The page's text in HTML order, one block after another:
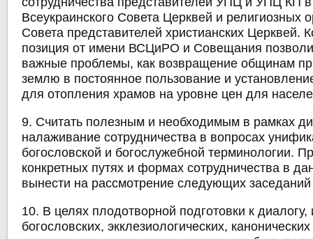
Всеукраинского Совета Церквей и религиозных
Совета представителей христианских Церквей.
позиция от имени ВСЦиРО и Совещания
важные проблемы, как возвращение общинам
землю в постоянное пользование и
для отопления храмов на уровне цен для
9. Считать полезным и необходимым в рамках
налаживание сотрудничества в вопросах
богословской и богослужебной терминологии.
конкретных путях и формах сотрудничества в
вынести на рассмотрение следующих заседаний
10. В целях плодотворной подготовки к диалогу,
богословских, экклезиологических,